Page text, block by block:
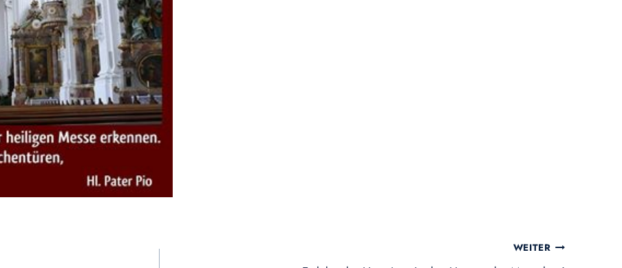
WEITER